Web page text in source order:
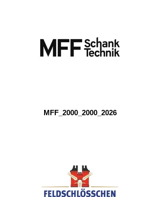
MFF_2000_2000_2026